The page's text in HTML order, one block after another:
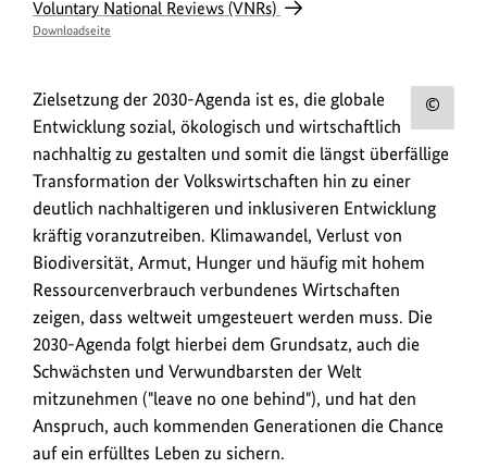
Voluntary National Reviews (VNRs)
Downloadseite
zum
Z
i
e
l
s
e
t
z
u
n
g
d
Zielsetzung der 2030-Agenda ist es, die globale
Entwicklung sozial, ökologisch und wirtschaftlich
nachhaltig zu gestalten und somit die längst überfällige
Transformation der Volkswirtschaften hin zu einer
deutlich nachhaltigeren und inklusiveren Entwicklung
kräftig voranzutreiben. Klimawandel, Verlust von
Biodiversität, Armut, Hunger und häufig mit hohem
Ressourcenverbrauch verbundenes Wirtschaften
zeigen, dass weltweit umgesteuert werden muss. Die
2030-Agenda folgt hierbei dem Grundsatz, auch die
Schwächsten und Verwundbarsten der Welt
mitzunehmen ("leave no one behind"), und hat den
Anspruch, auch kommenden Generationen die Chance
auf ein erfülltes Leben zu sichern.